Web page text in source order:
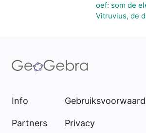
oef: som de
Vitruvius, de
Info
Partners Privacy